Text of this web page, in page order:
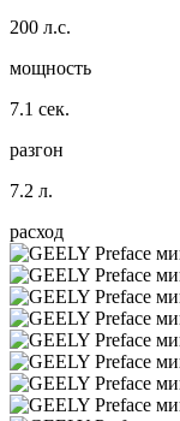
200 л.с.
мощность
7.1 сек.
разгон
7.2 л.
расход